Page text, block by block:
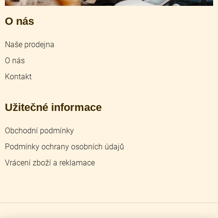
O nás
Naše prodejna
O nás
Kontakt
Užitečné informace
Obchodní podmínky
Podmínky ochrany osobních údajů
Vrácení zboží a reklamace